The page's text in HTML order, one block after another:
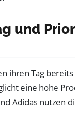
und
ihren Tag
eine hohe
Adidas nutzen